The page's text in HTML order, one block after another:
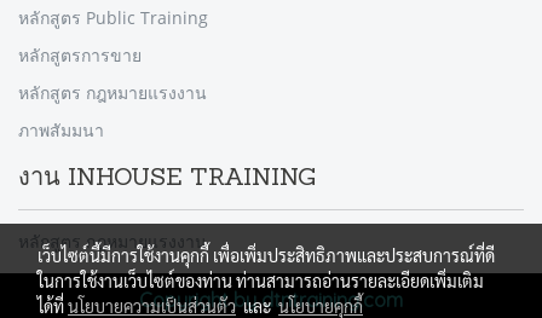
หลักสูตร Public Training
หลักสูตรการขาย
หลักสูตร กฎหมายแรงงาน
ภาพสัมมนา
งาน INHOUSE TRAINING
หลักสูตร กฎหมายแรงงาน
Copyright by dtntraining.com
เว็บไซต์นี้มีการใช้งานคุกกี้ เพื่อเพิ่มประสิทธิภาพและประสบการณ์ที่ดี
ในการใช้งานเว็บไซต์ของท่าน ท่านสามารถอ่านรายละเอียดเพิ่มเติม
ได้ที่นโยบายความเป็นส่วนตัวและนโยบายคุกกี้